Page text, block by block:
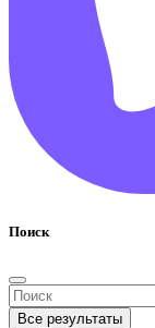
Поиск
Все результаты